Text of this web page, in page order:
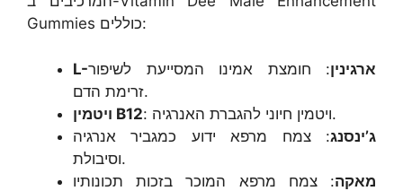
Gummies כוללים:
L-ארגינין: חומצת אמינו המסייעת לשיפור
זרימת הדם.
ויטמין B12
: ויטמין חיוני להגברת האנרגיה.
ג’ינסנג: צמח מרפא ידוע כמגביר אנרגיה
וסיבולת.
מאקה: צמח מרפא המוכר בזכות תכונותיו